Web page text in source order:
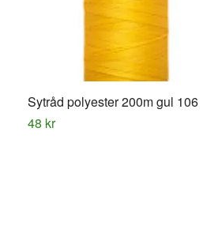
Sytråd polyester 200m gul 106
48 kr